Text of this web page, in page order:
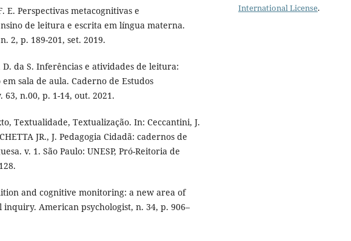
E. Perspectivas metacognitivas e
de leitura e escrita em língua materna.
2, p. 189-201, set. 2019.
D. da S. Inferências e atividades de leitura:
sala de aula. Caderno de Estudos
63, n.00, p. 1-14, out. 2021.
Textualidade, Textualização. In: Ceccantini, J.
JR., J. Pedagogia Cidadã: cadernos de
v. 1. São Paulo: UNESP, Pró-Reitoria de
and cognitive monitoring: a new area of
American psychologist, n. 34, p. 906–
International License.